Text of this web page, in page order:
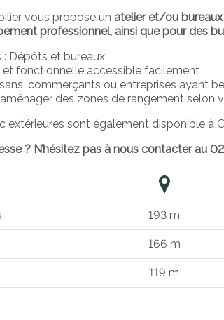
vous propose un atelier et/ou bureaux
professionnel, ainsi que pour des
: Dépôts et bureaux
et fonctionnelle accessible facilement
commerçants ou entreprises ayant
aménager des zones de rangement selon
extérieures sont également disponible à
? N’hésitez pas à nous contacter au
193 m
166 m
119 m